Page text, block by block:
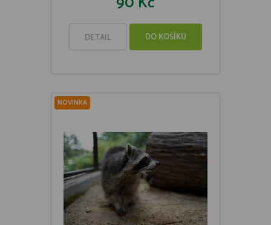
DETAIL DO KOŠÍKU
NOVINKA